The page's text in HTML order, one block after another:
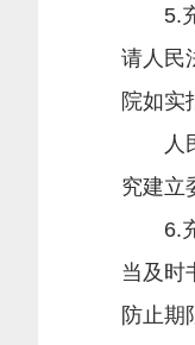
5.充
请人民
院如实
人民
究建立
6.充
当及时
防止期